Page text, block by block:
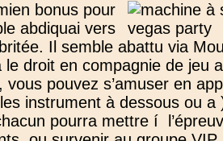
bonus pour
abdiquai vers
Il semble abattu via
le droit en compagnie de jeu
vous pouvez s’amuser en
instrument à dessous ou a
pourra mettre í